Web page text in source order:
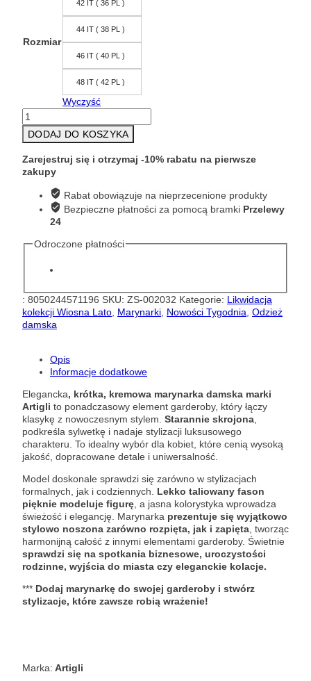
Rozmiar
42 IT ( 36 PL )
44 IT ( 38 PL )
46 IT ( 40 PL )
48 IT ( 42 PL )
Wyczyść
ilość
Krótka
kremowa
damska
Artigli
ACGI004352
DODAJ DO KOSZYKA
Zarejestruj się i otrzymaj -10% rabatu na pierwsze
zakupy
Rabat obowiązuje na nieprzecenione produkty
Bezpieczne płatności za pomocą bramki Przelewy
24
Odroczone płatności
: 8050244571196 SKU: ZS-002032 Kategorie: Likwidacja
kolekcji Wiosna Lato Marynarki Nowości Tygodnia Odzież
damska
Opis
Informacje dodatkowe
Elegancka, krótka, kremowa marynarka damska marki
Artigli to ponadczasowy element garderoby, który łączy
klasykę z nowoczesnym stylem. Starannie skrojona
podkreśla sylwetkę i nadaje stylizacji luksusowego
charakteru. To idealny wybór dla kobiet, które cenią wysoką
jakość, dopracowane detale i uniwersalność.
Model doskonale sprawdzi się zarówno w stylizacjach
formalnych, jak i codziennych. Lekko taliowany fason
pięknie modeluje figurę , a jasna kolorystyka wprowadza
świeżość i elegancję. Marynarka prezentuje się wyjątkowo
stylowo noszona zarówno rozpięta, jak i zapięta , tworząc
harmonijną całość z innymi elementami garderoby. Świetnie
sprawdzi się na spotkania biznesowe, uroczystości
rodzinne, wyjścia do miasta czy eleganckie kolacje.
*** Dodaj marynarkę do swojej garderoby i stwórz
stylizacje, które zawsze robią wrażenie!
Marka: Artigli